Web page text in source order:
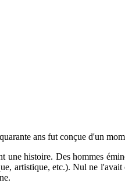
ans fut conçue d'un
une histoire. Des hommes
artistique, etc.). Nul ne